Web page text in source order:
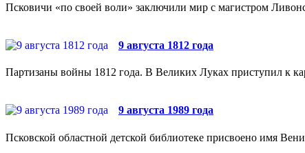
Псковичи «по своей воли» заключили мир с магистром
9 августа 1812 года
Партизаны войны 1812 года. В Великих Луках приступил к
9 августа 1989 года
Псковской областной детской библиотеке присвоено имя